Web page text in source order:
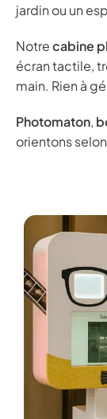
jardin ou un
Notrecabine
écran tactile,
main. Rien à
Photomaton,
orientons